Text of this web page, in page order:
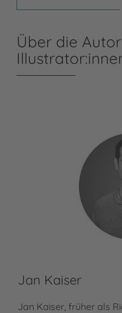
Über die
Jan Kaiser
Jan Kaiser, früher als